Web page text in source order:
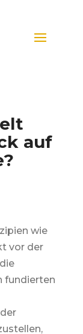
auf
wie
vor der
fundierten